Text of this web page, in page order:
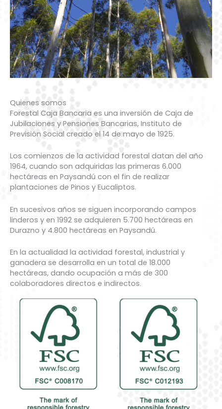
Quienes somos
Forestal Caja Bancaria es una inversión de Caja de
Jubilaciones y Pensiones Bancarias, Instituto de
Previsión Social creado el 14 de mayo de 1925.
Los comienzos de la actividad forestal datan del año
1964, cuando son adquiridas las primeras 6.000
hectáreas en Paysandú con el fin de realizar
plantaciones de Pinos y Eucaliptos.
En sucesivos años se siguen incorporando campos
linderos y en 1992 se adquieren 5.700 hectáreas en
Durazno y 4.800 hectáreas en Paysandú.
En la actualidad la actividad forestal, industrial y
ganadera se desarrolla en un total de 18.000
hectáreas, dando ocupación a más de 300
colaboradores directos e indirectos.